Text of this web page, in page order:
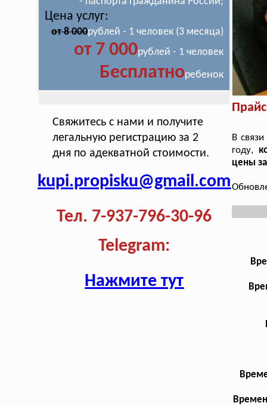
Цена услуг:
от 8 000рублей - 1 человек (3 месяца)
от 7 000рублей - 1 человек
Бесплатноребенок
Свяжитесь с нами и получите
легальную регистрацию за 2
дня по адекватной стоимости.
kupi.propisku@gmail.com
Тел. 7-937-796-30-96
Telegram:
Нажмите тут
В
году,
цены